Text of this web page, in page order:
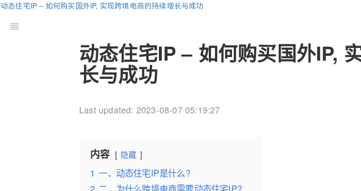
动态住宅IP – 如何购买国外IP, 实现跨境电商的持续增长与成功
动态住宅IP – 如何购买国外IP,
长与成功
Last updated: 2023-08-07 05:19:27
内容 隐藏
1 一、动态住宅IP是什么?
2 二、为什么跨境电商需要动态住宅IP?